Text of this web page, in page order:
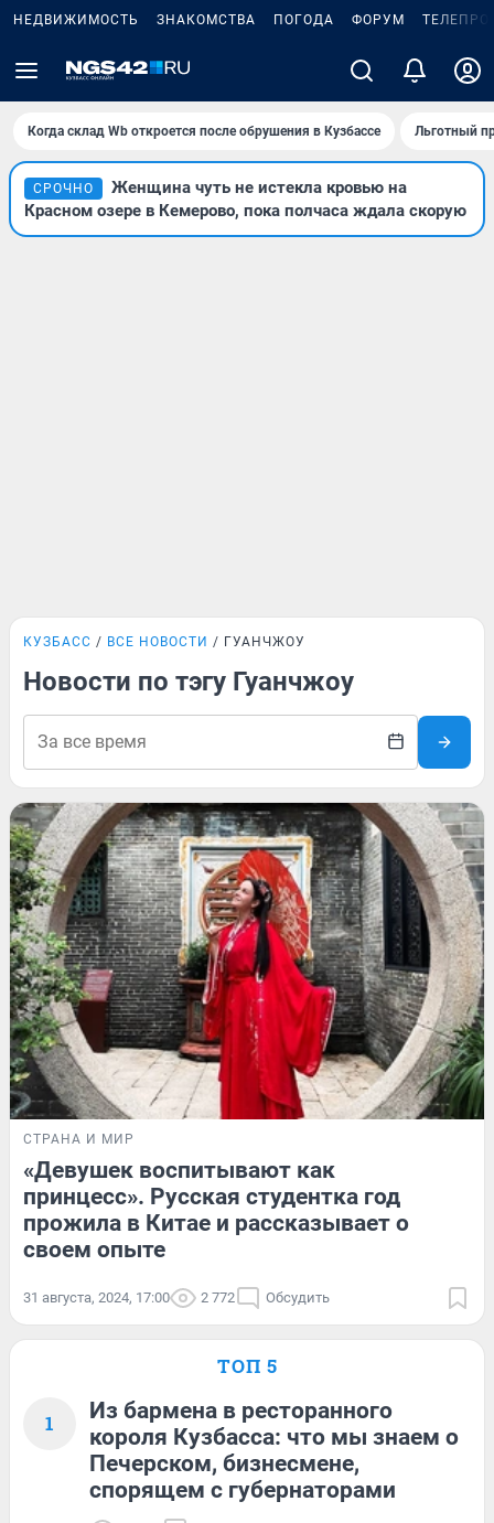
НЕДВИЖИМОСТЬ ЗНАКОМСТВА ПОГОДА ФОРУМ
Когда склад Wb откроется после обрушения в Кузбассе Льготный
СРОЧНО
Женщина чуть не истекла кровью на
Красном озере в Кемерово, пока полчаса ждала скорую
КУЗБАСС ВСЕ НОВОСТИ ГУАНЧЖОУ
Новости по тэгу Гуанчжоу
СТРАНА И МИР
«Девушек воспитывают как
принцесс». Русская студентка год
прожила в Китае и рассказывает о
своем опыте
31 августа, 2024, 17:00 2 772 Обсудить
ТОП 5
1
Из бармена в ресторанного
короля Кузбасса: что мы знаем о
Печерском, бизнесмене,
спорящем с губернаторами